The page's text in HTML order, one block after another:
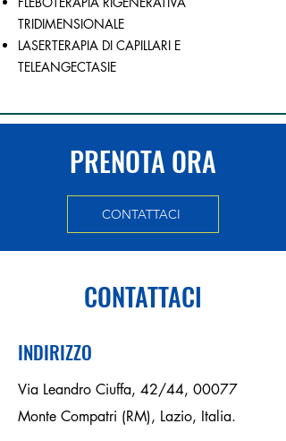
TRIDIMENSIONALE
LASERTERAPIA DI CAPILLARI E
TELEANGECTASIE
PRENOTA ORA
CONTATTACI
CONTATTACI
INDIRIZZO
Via Leandro Ciuffa, 42/44, 00077
Monte Compatri (RM), Lazio, Italia.